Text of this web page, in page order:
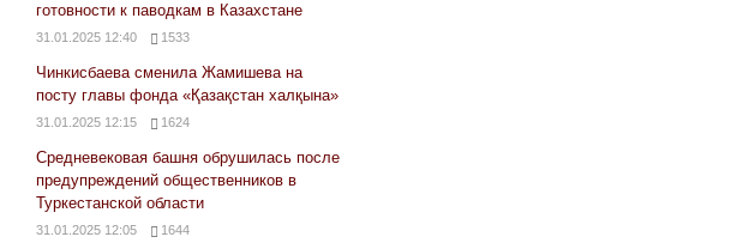
готовности к паводкам в Казахстане
31.01.2025 12:40 1533
Чинкисбаева сменила Жамишева на
посту главы фонда «Қазақстан халқына»
31.01.2025 12:15 1624
Средневековая башня обрушилась после
предупреждений общественников в
Туркестанской области
31.01.2025 12:05 1644